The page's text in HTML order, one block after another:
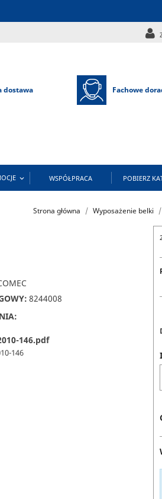
dostawa Fachowe
 WSPÓŁPRACA POBIERZ
Strona główna Wyposażenie belki
8244008
146.pdf
146